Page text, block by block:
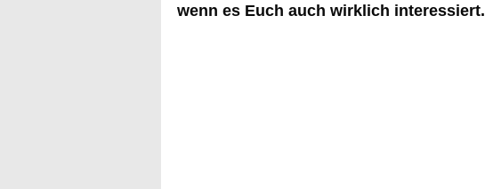
wenn es Euch auch wirklich interessiert.